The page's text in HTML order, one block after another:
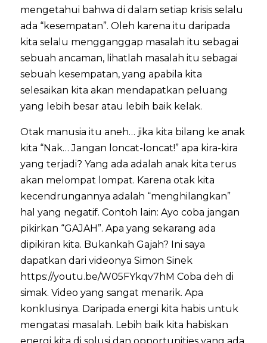
mengetahui bahwa di dalam setiap krisis selalu
ada “kesempatan”. Oleh karena itu daripada
kita selalu mengganggap masalah itu sebagai
sebuah ancaman, lihatlah masalah itu sebagai
sebuah kesempatan, yang apabila kita
selesaikan kita akan mendapatkan peluang
yang lebih besar atau lebih baik kelak.
Otak manusia itu aneh… jika kita bilang ke anak
kita “Nak… Jangan loncat-loncat!” apa kira-kira
yang terjadi? Yang ada adalah anak kita terus
akan melompat lompat. Karena otak kita
kecendrungannya adalah “menghilangkan”
hal yang negatif. Contoh lain: Ayo coba jangan
pikirkan “GAJAH”. Apa yang sekarang ada
dipikiran kita. Bukankah Gajah? Ini saya
dapatkan dari videonya Simon Sinek
https://youtu.be/W05FYkqv7hM Coba deh di
simak. Video yang sangat menarik. Apa
konklusinya. Daripada energi kita habis untuk
mengatasi masalah. Lebih baik kita habiskan